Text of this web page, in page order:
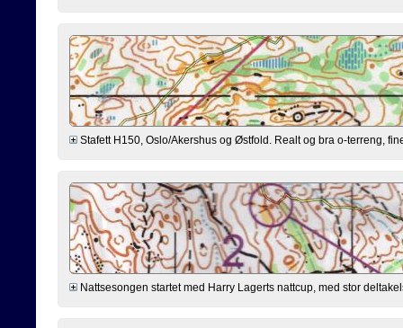
Stafett H150, Oslo/Akershus og Østfold. Realt og bra o-terreng,
Nattsesongen startet med Harry Lagerts nattcup, med stor